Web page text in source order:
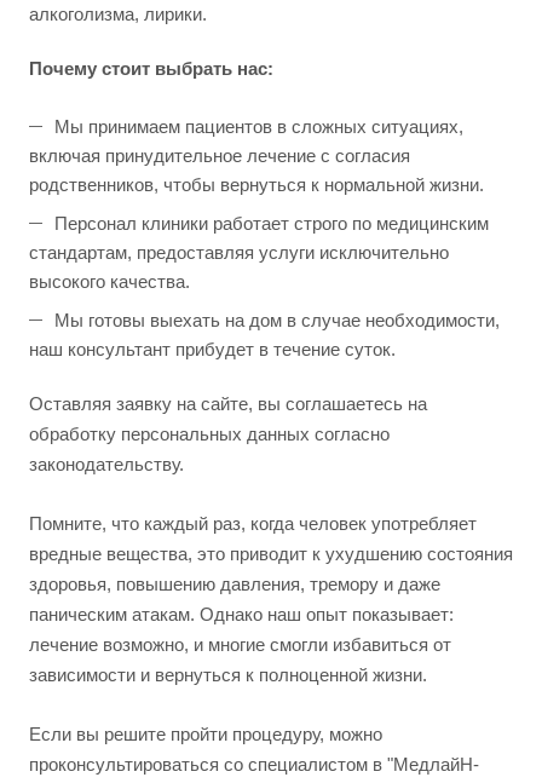
алкоголизма, лирики.
Почему стоит выбрать нас:
Мы принимаем пациентов в сложных ситуациях,
включая принудительное лечение с согласия
родственников, чтобы вернуться к нормальной жизни.
Персонал клиники работает строго по медицинским
стандартам, предоставляя услуги исключительно
высокого качества.
Мы готовы выехать на дом в случае необходимости,
наш консультант прибудет в течение суток.
Оставляя заявку на сайте, вы соглашаетесь на
обработку персональных данных согласно
законодательству.
Помните, что каждый раз, когда человек употребляет
вредные вещества, это приводит к ухудшению состояния
здоровья, повышению давления, тремору и даже
паническим атакам. Однако наш опыт показывает:
лечение возможно, и многие смогли избавиться от
зависимости и вернуться к полноценной жизни.
Если вы решите пройти процедуру, можно
проконсультироваться со специалистом в "МедлайН-